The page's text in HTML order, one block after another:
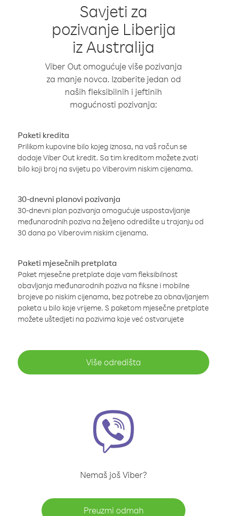
Savjeti za
pozivanje Liberija
iz Australija
Viber Out omogućuje više pozivanja
za manje novca. Izaberite jedan od
naših fleksibilnih i jeftinih
mogućnosti pozivanja:
Paketi kredita
Prilikom kupovine bilo kojeg iznosa, na vaš račun se
dodaje Viber Out kredit. Sa tim kreditom možete zvati
bilo koji broj na svijetu po Viberovim niskim cijenama.
30-dnevni planovi pozivanja
30-dnevni plan pozivanja omogućuje uspostavljanje
međunarodnih poziva na željeno odredište u trajanju od
30 dana po Viberovim niskim cijenama.
Paketi mjesečnih pretplata
Paket mjesečne pretplate daje vam fleksibilnost
obavljanja međunarodnih poziva na fiksne i mobilne
brojeve po niskim cijenama, bez potrebe za obnavljanjem
paketa u bilo koje vrijeme. S paketom mjesečne pretplate
možete uštedjeti na pozivima koje već ostvarujete
Više odredišta
Nemaš još Viber?
Preuzmi odmah